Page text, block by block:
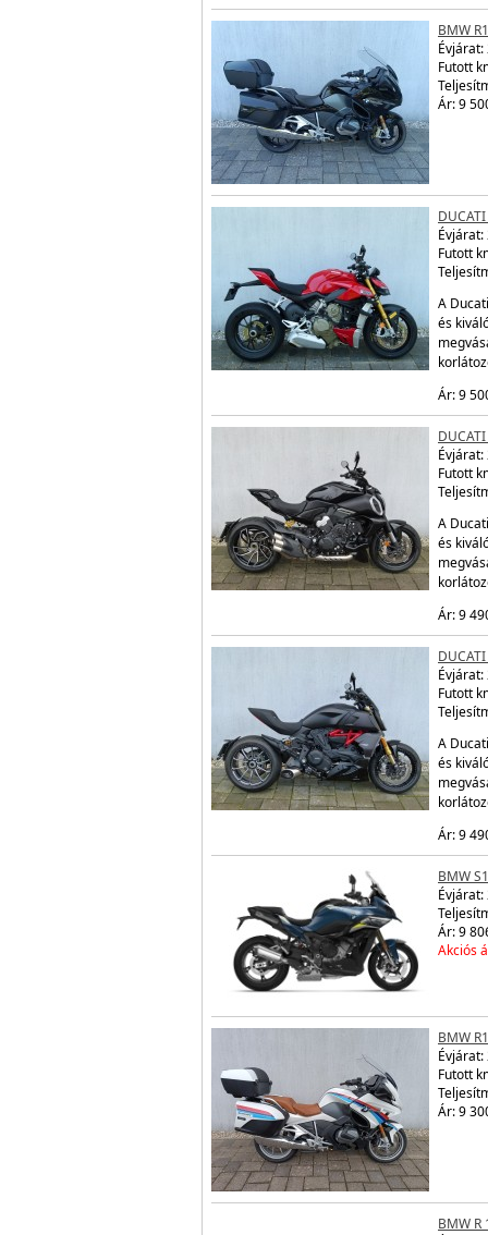
BMW
Évjárat:
Futott
Ár: 9
DUCATI
Évjárat:
Futott
A
és
Ár: 9
Évjárat:
Futott
A
és
Ár: 9
Évjárat:
Futott
A
és
Ár: 9
BMW
Évjárat:
Ár: 9
Akciós
BMW
Évjárat:
Futott
Ár: 9
BMW R